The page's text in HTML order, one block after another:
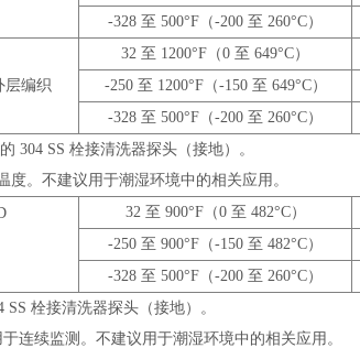
-328 至 500°F（-200 至 260°C）
层编织
32 至 1200°F（0 至 649°C）
-250 至 1200°F（-150 至 649°C）
-328 至 500°F（-200 至 260°C）
304 SS 栓接清洗器探头（接地）。
度。不建议用于潮湿环境中的相关应用。
32 至 900°F（0 至 482°C）
-250 至 900°F（-150 至 482°C）
-328 至 500°F（-200 至 260°C）
SS 栓接清洗器探头（接地）。
连续监测。不建议用于潮湿环境中的相关应用。